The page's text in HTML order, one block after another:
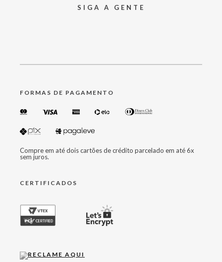
SIGA A GENTE
FORMAS DE PAGAMENTO
Compre em até dois cartões de crédito parcelado em até 6x
sem juros.
CERTIFICADOS